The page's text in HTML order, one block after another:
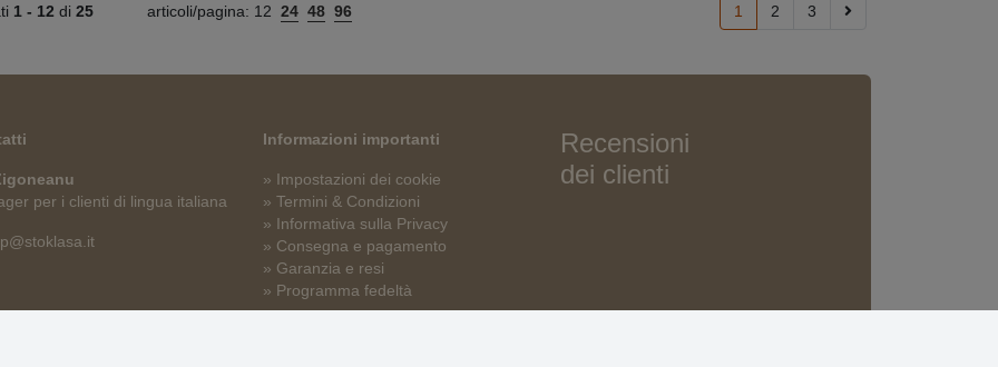
1 - 12 di 25 articoli/pagina: 12 24 48 96 1 2 3
per i clienti di lingua italiana
Informazioni importanti
» Impostazioni dei cookie
» Termini & Condizioni
» Informativa sulla Privacy
» Consegna e pagamento
» Garanzia e resi
» Programma fedeltà
Recensioni
dei clienti